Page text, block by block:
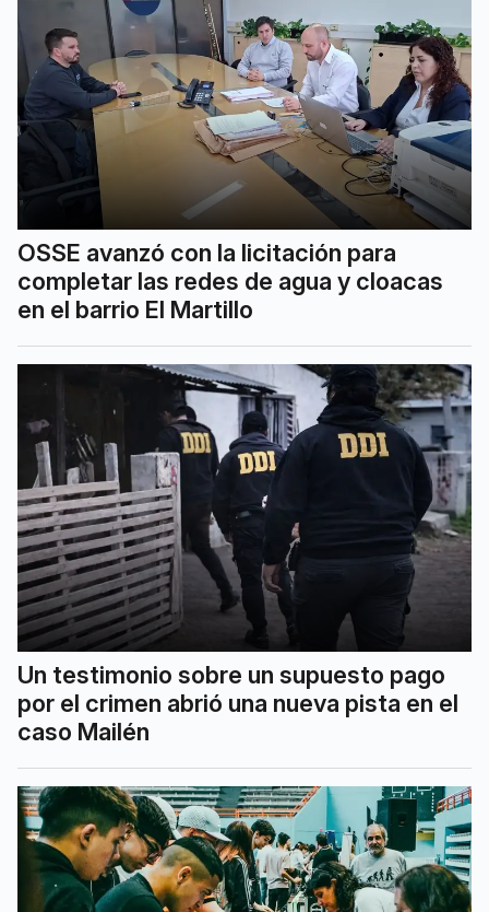
OSSE avanzó con la licitación para
completar las redes de agua y cloacas
en el barrio El Martillo
Un testimonio sobre un supuesto pago
por el crimen abrió una nueva pista en el
caso Mailén